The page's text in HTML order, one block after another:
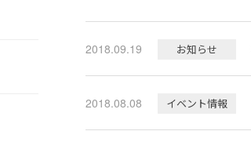
2018.09.19 お知らせ
2018.08.08 イベント情報